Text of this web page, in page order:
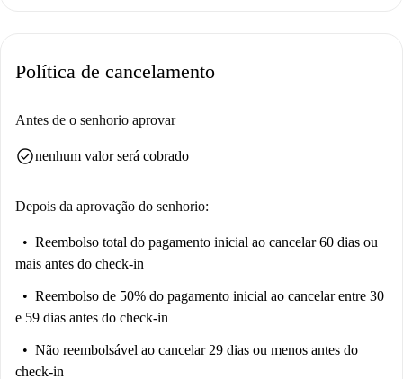
Visiter Cuba, o Cadran Solaire Papillon e a Sculpture La Danse, entre
mesmo.
Política de cancelamento
Antes de o senhorio aprovar
check_circlenenhum valor será cobrado
Depois da aprovação do senhorio:
Reembolso total do pagamento inicial ao cancelar 60 dias ou
mais antes do check-in
Reembolso de 50% do pagamento inicial ao cancelar entre 30
e 59 dias antes do check-in
Não reembolsável ao cancelar 29 dias ou menos antes do
check-in